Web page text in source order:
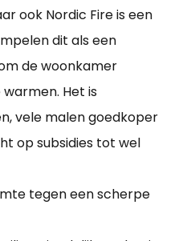
ook Nordic Fire is een
dit als een
de woonkamer
Het is
vele malen goedkoper
op subsidies tot wel
tegen een scherpe